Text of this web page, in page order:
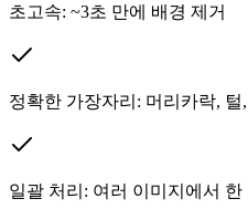
초고속: ~3초 만에 배경 제거
정확한 가장자리: 머리카락,
일괄 처리: 여러 이미지에서 한